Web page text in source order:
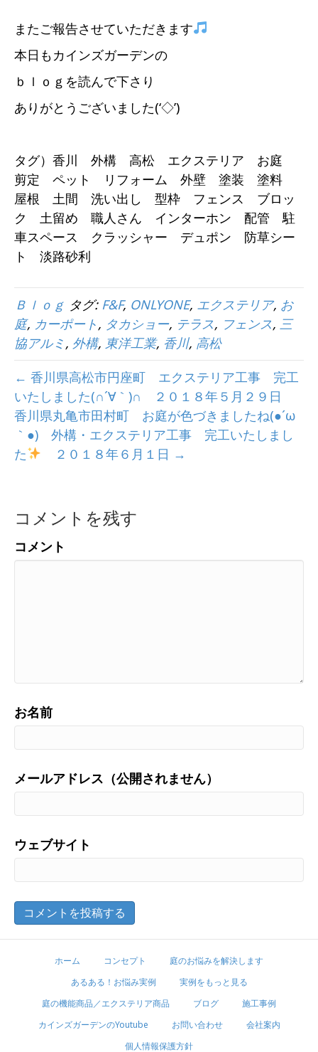
またご報告させていただきます
本日もカインズガーデンの
ｂｌｏｇを読んで下さり
ありがとうございました(‘◇’)ゞ
タグ）香川 外構 高松 エクステリア お庭
剪定 ペット リフォーム 外壁 塗装 塗料
屋根 土間 洗い出し 型枠 フェンス ブロッ
ク 土留め 職人さん インターホン 配管 駐
車スペース クラッシャー デュポン 防草シー
ト 淡路砂利
Ｂｌｏｇ タグ: F&F, ONLYONE, エクステリア, お
庭, カーポート, タカショー, テラス, フェンス, 三
協アルミ, 外構, 東洋工業, 香川, 高松
← 香川県高松市円座町 エクステリア工事 完工
いたしました(∩´∀｀)∩ ２０１８年５月２９日
香川県丸亀市田村町 お庭が色づきましたね(●´ω
｀●) 外構・エクステリア工事 完工いたしまし
た
２０１８年６月１日 →
コメントを残す
コメント
お名前
メールアドレス（公開されません）
ウェブサイト
ホーム コンセプト
庭のお悩みを解決します
あるある！お悩み実例
実例をもっと見る
庭の機能商品／エクステリア商品
ブログ
施工事例
カインズガーデンのYoutube
お問い合わせ
会社案内
個人情報保護方針